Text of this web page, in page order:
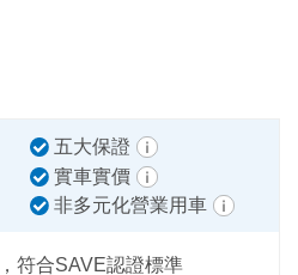
五大保證
實車實價
非多元化營業用車
符合SAVE認證標準